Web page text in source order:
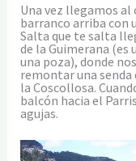
Una vez llegamos
barranco arriba con
Salta que te salta
de la Guimerana (es
una poza), donde
remontar una senda
la Coscollosa.
balcón hacia el
agujas.